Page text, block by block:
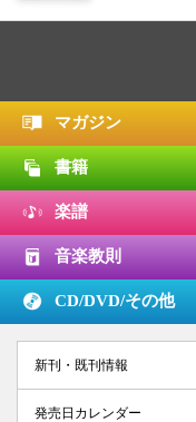
マガジン
書籍
楽譜
音楽教則
CD/DVD/その他
新刊・既刊情報
発売日カレンダー